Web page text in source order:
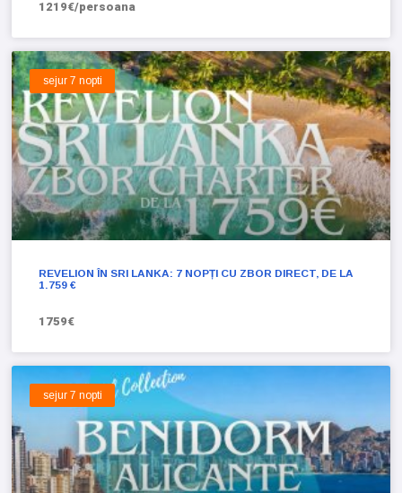
1219€/persoana
sejur 7 nopti
REVELION ÎN SRI LANKA: 7 NOPȚI CU ZBOR DIRECT, DE LA
1.759 €
1759€
sejur 7 nopti